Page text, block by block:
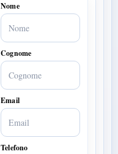
Nome
Cognome
Email
Telefono